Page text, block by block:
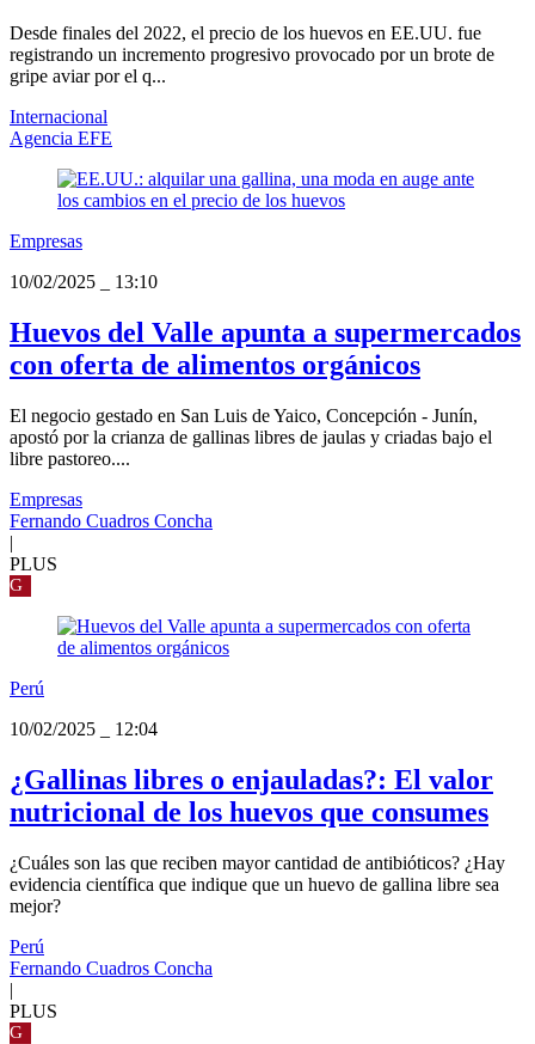
Desde finales del 2022, el precio de los huevos en EE.UU. fue
registrando un incremento progresivo provocado por un brote de
gripe aviar por el q...
Internacional
Agencia EFE
Empresas
10/02/2025
13:10
Huevos del Valle apunta a supermercados
con oferta de alimentos orgánicos
El negocio gestado en San Luis de Yaico, Concepción - Junín,
apostó por la crianza de gallinas libres de jaulas y criadas bajo el
libre pastoreo....
Empresas
Fernando Cuadros Concha
|
PLUS
G
Perú
10/02/2025
12:04
¿Gallinas libres o enjauladas?: El valor
nutricional de los huevos que consumes
¿Cuáles son las que reciben mayor cantidad de antibióticos? ¿Hay
evidencia científica que indique que un huevo de gallina libre sea
mejor?
Perú
Fernando Cuadros Concha
|
PLUS
G